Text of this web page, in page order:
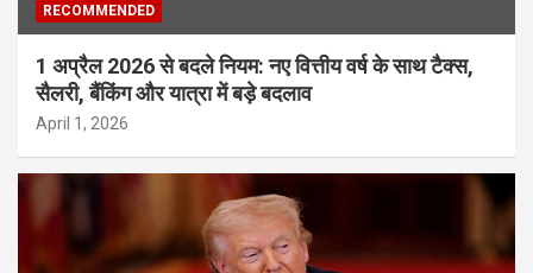
RECOMMENDED
1 अप्रैल 2026 से बदले नियम: नए वित्तीय वर्ष के साथ टैक्स,
सैलरी, बैंकिंग और यात्रा में बड़े बदलाव
April 1, 2026